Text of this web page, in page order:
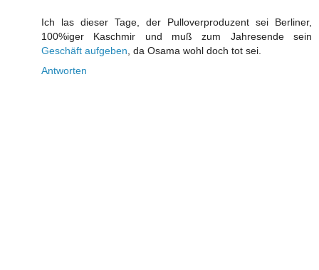
Ich las dieser Tage, der Pulloverproduzent sei Berliner,
100%iger Kaschmir und muß zum Jahresende sein
Geschäft aufgeben , da Osama wohl doch tot sei.
Antworten